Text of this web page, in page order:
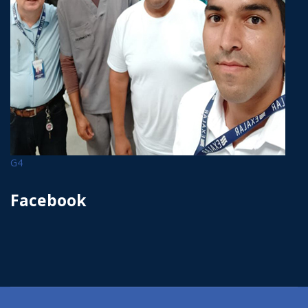
G4
Facebook